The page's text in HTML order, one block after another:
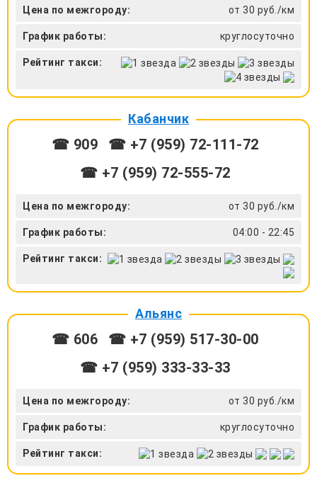
Цена по межгороду: от 30 руб./км
График работы: круглосуточно
Рейтинг такси:
Кабанчик
☎ 909
☎ +7 (959) 72-111-72
☎ +7 (959) 72-555-72
Цена по межгороду: от 30 руб./км
График работы: 04:00 - 22:45
Рейтинг такси:
Альянс
☎ 606
☎ +7 (959) 517-30-00
☎ +7 (959) 333-33-33
Цена по межгороду: от 30 руб./км
График работы: круглосуточно
Рейтинг такси: